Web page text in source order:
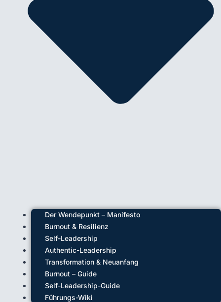
Der Wendepunkt – Manifesto
Burnout & Resilienz
Self-Leadership
Authentic-Leadership
Transformation & Neuanfang
Burnout – Guide
Self-Leadership-Guide
Führungs-Wiki